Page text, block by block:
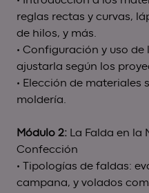
reglas rectas y curvas,
de hilos, y más.
• Configuración y uso
ajustarla según los
• Elección de materiales
moldería.
Módulo 2:
La Falda en
Confección
• Tipologías de faldas:
campana, y volados